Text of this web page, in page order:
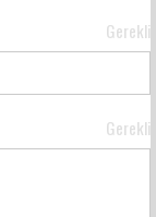
Gerekli
Gerekli